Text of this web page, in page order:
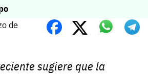
de
sugiere que la